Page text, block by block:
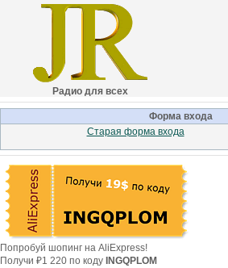
Радио для всех
Форма входа
Старая форма входа
Попробуй шопинг на AliExpress!
Получи ₽1 220 по коду INGQPLOM